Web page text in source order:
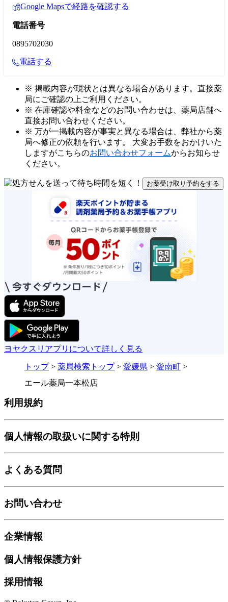
Google Mapsで経路を確認する
電話番号
0895702030
電話する
※ 掲載内容が現状とは異なる場合があります。直接薬
局にご確認の上ご利用ください。
※ 在庫確認や料金などのお問い合わせは、薬局店舗へ
直接お問い合わせください。
※ 万が一掲載内容が事実と異なる場合は、弊社から薬
局へ修正の依頼を行います。 大変お手数をおかけいた
しますがこちらのお問い合わせフォームからお知らせ
ください。
お薬受け取り予約をする
ヨヤクスリアプリについて詳しく見る
トップ> 薬局検索トップ> 愛媛県 > 愛南町 >
エール薬局一本松店
利用規約
個人情報の取扱いに関する特則
よくある質問
お問い合わせ
企業情報
個人情報保護方針
採用情報